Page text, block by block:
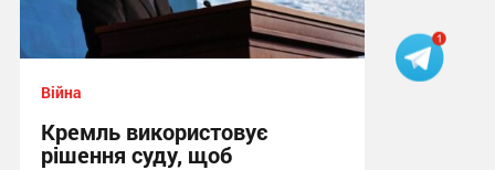
Війна
Кремль використовує
рішення суду, щоб